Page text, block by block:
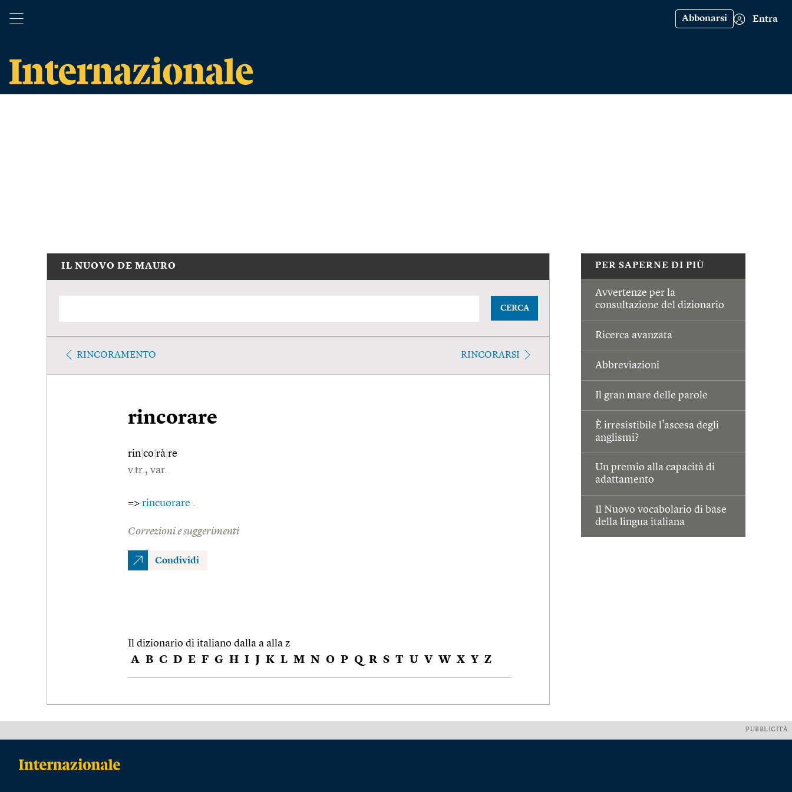
Abbonarsi Entra
PER SAPERNE DI PIÙ
Avvertenze per la
consultazione del dizionario
Ricerca avanzata
Abbreviazioni
Il gran mare delle parole
È irresistibile l’ascesa degli
anglismi?
Un premio alla capacità di
adattamento
Il Nuovo vocabolario di base
della lingua italiana
IL NUOVO DE MAURO
CERCA
RINCORAMENTO RINCORARSI
rincorare
rin co rà re
v.tr., var.
=> rincuorare .
Correzioni e suggerimenti
Condividi
Il dizionario di italiano dalla a alla z
A B C D E F G H I J K L M N O P Q R S T U V W X Y Z
PUBBLICITÀ